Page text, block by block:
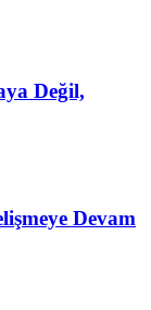
Değil,
Devam